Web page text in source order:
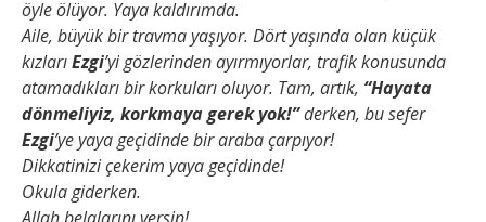
öyle ölüyor. Yaya kaldırımda.
Aile, büyük bir travma yaşıyor. Dört yaşında olan küçük
kızlarıEzgi’yi gözlerinden ayırmıyorlar, trafik konusunda
atamadıkları bir korkuları oluyor. Tam, artık, “Hayata
dönmeliyiz, korkmaya gerek yok!”derken, bu sefer
Ezgi’ye yaya geçidinde bir araba çarpıyor!
Dikkatinizi çekerim yaya geçidinde!
Okula giderken.